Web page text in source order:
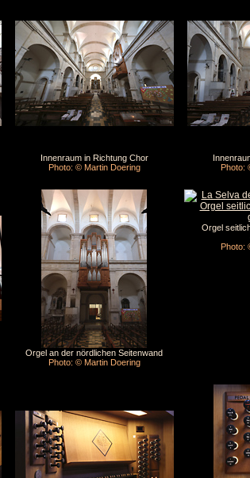
Innenraum in Richtung Chor
Photo: © Martin Doering
Photo:
Orgel an der nördlichen Seitenwand
Photo: © Martin Doering
Orgel
Photo: